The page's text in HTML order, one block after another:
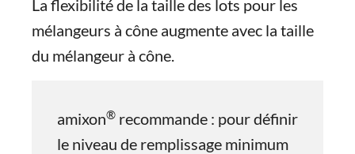
La flexibilité de la taille des lots pour les
mélangeurs à cône augmente avec la taille
du mélangeur à cône.
amixon® recommande : pour définir
le niveau de remplissage minimum